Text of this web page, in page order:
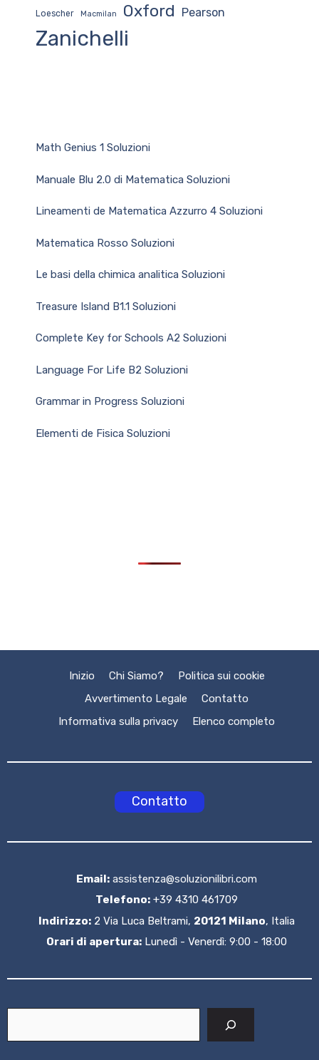
Loescher Macmilan Oxford Pearson
Zanichelli
Math Genius 1 Soluzioni
Manuale Blu 2.0 di Matematica Soluzioni
Lineamenti de Matematica Azzurro 4 Soluzioni
Matematica Rosso Soluzioni
Le basi della chimica analitica Soluzioni
Treasure Island B1.1 Soluzioni
Complete Key for Schools A2 Soluzioni
Language For Life B2 Soluzioni
Grammar in Progress Soluzioni
Elementi de Fisica Soluzioni
Inizio Chi Siamo?
Politica sui cookie
Avvertimento Legale
Contatto
Informativa sulla privacy
Elenco completo
Contatto
Email: assistenza@soluzionilibri.com
Telefono: +39 4310 461709
Indirizzo: 2 Via Luca Beltrami, 20121 Milano, Italia
Orari di apertura: Lunedì - Venerdì: 9:00 - 18:00